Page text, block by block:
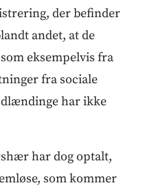
der befinder
andet, at de
eksempelvis fra
fra sociale
har ikke
har dog optalt,
som kommer